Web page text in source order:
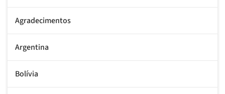
Agradecimentos
Argentina
Bolívia